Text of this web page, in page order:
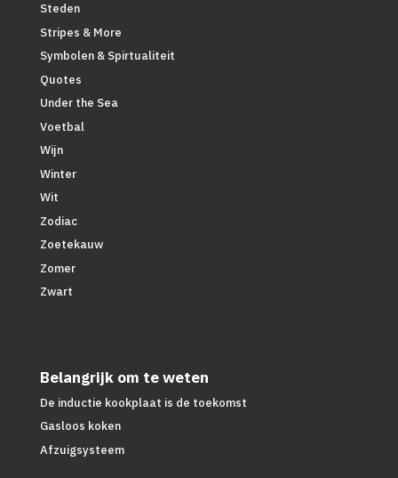
Steden
Stripes & More
Symbolen & Spirtualiteit
Quotes
Under the Sea
Voetbal
Wijn
Winter
Wit
Zodiac
Zoetekauw
Zomer
Zwart
Belangrijk om te weten
De inductie kookplaat is de toekomst
Gasloos koken
Afzuigsysteem